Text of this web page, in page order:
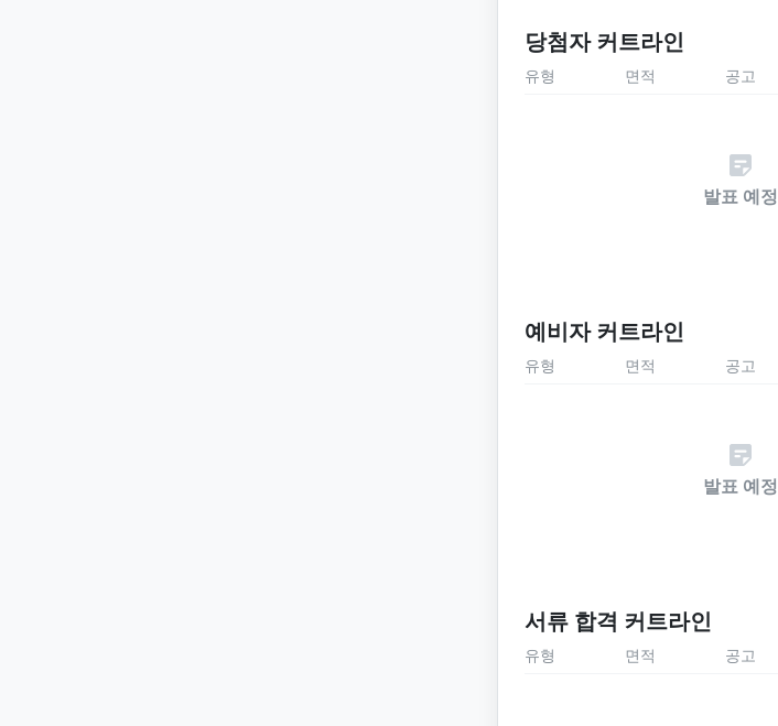
당첨자 커트라인
유형 면적 공고
발표 예정
예비자 커트라인
유형 면적 공고
발표 예정
서류 합격 커트라인
유형 면적 공고